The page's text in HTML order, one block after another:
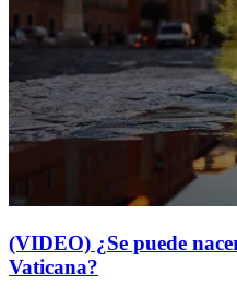
(VIDEO) ¿Se puede
Vaticana?